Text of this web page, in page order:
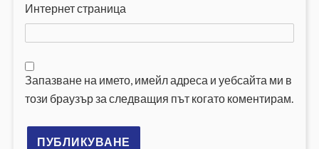
Интернет страница
Запазване на името, имейл адреса и уебсайта ми в
този браузър за следващия път когато коментирам.